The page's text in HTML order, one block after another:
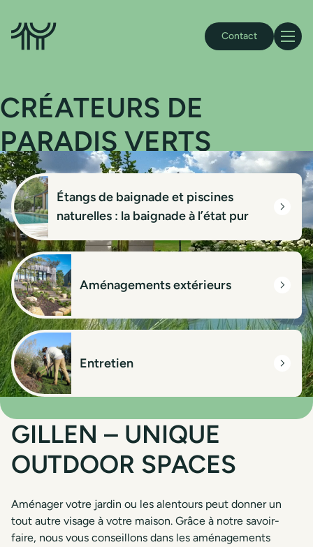
Accueil Gillen Contact
CRÉATEURS DE
PARADIS VERTS
Étangs de baignade et piscines
naturelles : la baignade à l’état pur
Aménagements extérieurs
Entretien
GILLEN – UNIQUE
OUTDOOR SPACES
Aménager votre jardin ou les alentours peut donner un
tout autre visage à votre maison. Grâce à notre savoir-
faire, nous vous conseillons dans les aménagements